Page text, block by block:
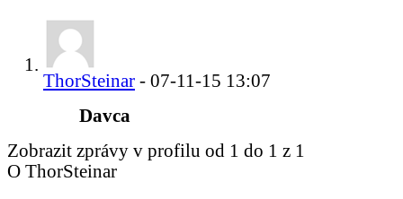
ThorSteinar - 07-11-15 13:07
Davca
Zobrazit zprávy v profilu od 1 do 1 z 1
O ThorSteinar